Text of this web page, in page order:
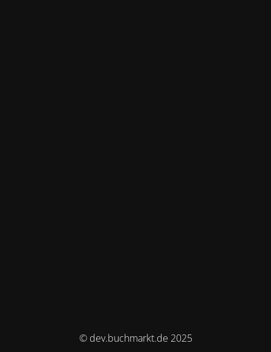
© dev.buchmarkt.de 2025